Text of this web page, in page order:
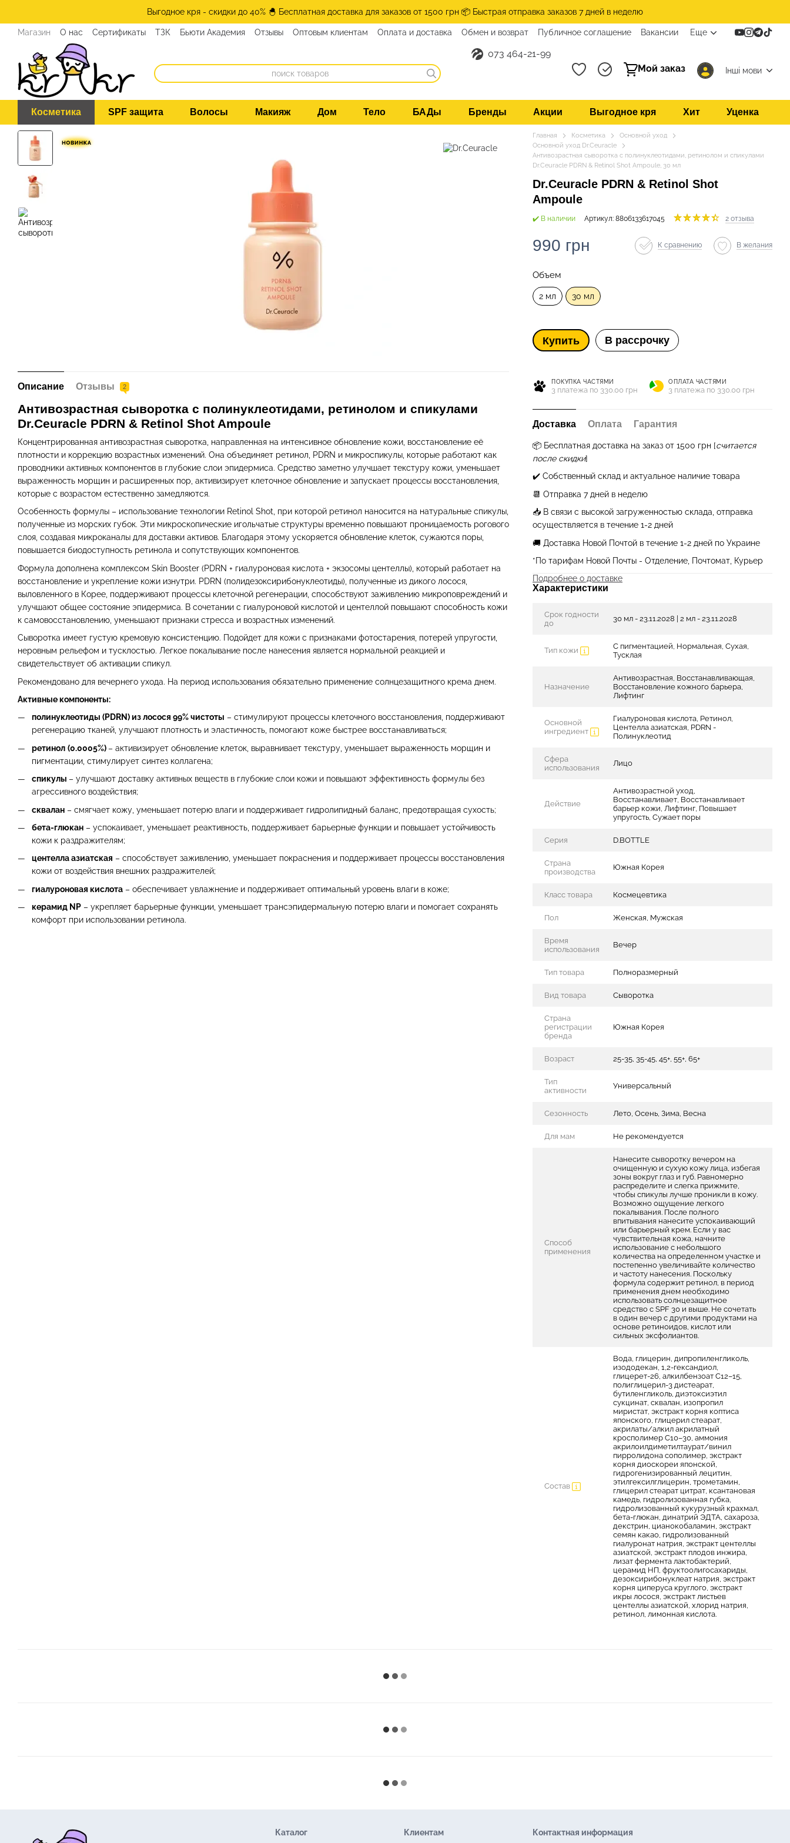
Выгодное кря - скидки до 40% 🐣 Бесплатная доставка для заказов от 1500 грн 📦 Быстрая отправка заказов 7 дней в неделю
Магазин О нас Сертификаты ТЗК Бьюти Академия Отзывы Оптовым клиентам Оплата и доставка Обмен и возврат Публичное соглашение Вакансии Еще
073 464-21-99
Мой заказ
Інші мови
Косметика SPF защита Волосы Макияж Дом Тело БАДы Бренды Акции Выгодное кря Хит Уценка
Описание Отзывы 2
Антивозрастная сыворотка с полинуклеотидами, ретинолом и спикулами
Dr.Ceuracle PDRN & Retinol Shot Ampoule
Концентрированная антивозрастная сыворотка, направленная на интенсивное обновление кожи, восстановление её
плотности и коррекцию возрастных изменений. Она объединяет ретинол, PDRN и микроспикулы, которые работают как
проводники активных компонентов в глубокие слои эпидермиса. Средство заметно улучшает текстуру кожи, уменьшает
выраженность морщин и расширенных пор, активизирует клеточное обновление и запускает процессы восстановления,
которые с возрастом естественно замедляются.
Особенность формулы – использование технологии Retinol Shot, при которой ретинол наносится на натуральные спикулы,
полученные из морских губок. Эти микроскопические игольчатые структуры временно повышают проницаемость рогового
слоя, создавая микроканалы для доставки активов. Благодаря этому ускоряется обновление клеток, сужаются поры,
повышается биодоступность ретинола и сопутствующих компонентов.
Формула дополнена комплексом Skin Booster (PDRN + гиалуроновая кислота + экзосомы центеллы), который работает на
восстановление и укрепление кожи изнутри. PDRN (полидезоксирибонуклеотиды), полученные из дикого лосося,
выловленного в Корее, поддерживают процессы клеточной регенерации, способствуют заживлению микроповреждений и
улучшают общее состояние эпидермиса. В сочетании с гиалуроновой кислотой и центеллой повышают способность кожи
к самовосстановлению, уменьшают признаки стресса и возрастных изменений.
Сыворотка имеет густую кремовую консистенцию. Подойдет для кожи с признаками фотостарения, потерей упругости,
неровным рельефом и тусклостью. Легкое покалывание после нанесения является нормальной реакцией и
свидетельствует об активации спикул.
Рекомендовано для вечернего ухода. На период использования обязательно применение солнцезащитного крема днем.
Активные компоненты:
полинуклеотиды (PDRN) из лосося 99% чистоты – стимулируют процессы клеточного восстановления, поддерживают
регенерацию тканей, улучшают плотность и эластичность, помогают коже быстрее восстанавливаться;
ретинол (0.0005%) – активизирует обновление клеток, выравнивает текстуру, уменьшает выраженность морщин и
пигментации, стимулирует синтез коллагена;
спикулы – улучшают доставку активных веществ в глубокие слои кожи и повышают эффективность формулы без
агрессивного воздействия;
сквалан – смягчает кожу, уменьшает потерю влаги и поддерживает гидролипидный баланс, предотвращая сухость;
бета-глюкан – успокаивает, уменьшает реактивность, поддерживает барьерные функции и повышает устойчивость
кожи к раздражителям;
центелла азиатская – способствует заживлению, уменьшает покраснения и поддерживает процессы восстановления
кожи от воздействия внешних раздражителей;
гиалуроновая кислота – обеспечивает увлажнение и поддерживает оптимальный уровень влаги в коже;
керамид NP – укрепляет барьерные функции, уменьшает трансэпидермальную потерю влаги и помогает сохранять
комфорт при использовании ретинола.
Главная Косметика
Основной уход
Основной уход Dr.Ceuracle
Антивозрастная сыворотка с полинуклеотидами, ретинолом и спикулами
Dr.Ceuracle PDRN & Retinol Shot Ampoule, 30 мл
Dr.Ceuracle PDRN & Retinol Shot
Ampoule
✔️ В наличии Артикул: 8806133617045 2 отзыва
990 грн К сравнению В желания
Объем
2 мл 30 мл
Купить В рассрочку
ПОКУПКА ЧАСТЯМИ
3 платежа по 330.00 грн
ОПЛАТА ЧАСТЯМИ
3 платежа по 330.00 грн
Доставка Оплата Гарантия
📦 Бесплатная доставка на заказ от 1500 грн [считается
после скидки]
✔️ Собственный склад и актуальное наличие товара
📆 Отправка 7 дней в неделю
📥 В связи с высокой загруженностью склада, отправка
осуществляется в течение 1-2 дней
🚚 Доставка Новой Почтой в течение 1-2 дней по Украине
*По тарифам Новой Почты - Отделение, Почтомат, Курьер
Подробнее о доставке
Характеристики
Срок годности
до
30 мл - 23.11.2028 | 2 мл - 23.11.2028
Тип кожи
С пигментацией, Нормальная, Сухая,
Тусклая
Назначение
Антивозрастная, Восстанавливающая,
Восстановление кожного барьера,
Лифтинг
Основной
ингредиент
Гиалуроновая кислота, Ретинол,
Центелла азиатская, PDRN -
Полинуклеотид
Сфера
использования
Лицо
Действие
Антивозрастной уход,
Восстанавливает, Восстанавливает
барьер кожи, Лифтинг, Повышает
упругость, Сужает поры
Серия D.BOTTLE
Страна
производства
Южная Корея
Класс товара Космецевтика
Пол Женская, Мужская
Время
использования
Вечер
Тип товара Полноразмерный
Вид товара Сыворотка
Страна
регистрации
бренда
Южная Корея
Возраст 25-35, 35-45, 45+, 55+, 65+
Тип
активности
Универсальный
Сезонность Лето, Осень, Зима, Весна
Для мам Не рекомендуется
Способ
применения
Нанесите сыворотку вечером на
очищенную и сухую кожу лица, избегая
зоны вокруг глаз и губ. Равномерно
распределите и слегка прижмите,
чтобы спикулы лучше проникли в кожу.
Возможно ощущение легкого
покалывания. После полного
впитывания нанесите успокаивающий
или барьерный крем. Если у вас
чувствительная кожа, начните
использование с небольшого
количества на определенном участке и
постепенно увеличивайте количество
и частоту нанесения. Поскольку
формула содержит ретинол, в период
применения днем необходимо
использовать солнцезащитное
средство с SPF 30 и выше. Не сочетать
в один вечер с другими продуктами на
основе ретиноидов, кислот или
сильных эксфолиантов.
Состав
Вода, глицерин, дипропиленгликоль,
изододекан, 1,2-гександиол,
глицерет-26, алкилбензоат C12–15,
полиглицерил-3 дистеарат,
бутиленгликоль, диэтоксиэтил
сукцинат, сквалан, изопропил
миристат, экстракт корня коптиса
японского, глицерил стеарат,
акрилаты/алкил акрилатный
кросполимер C10–30, аммония
акрилоилдиметилтаурат/винил
пирролидона сополимер, экстракт
корня диоскореи японской,
гидрогенизированный лецитин,
этилгексилглицерин, трометамин,
глицерил стеарат цитрат, ксантановая
камедь, гидролизованная губка,
гидролизованный кукурузный крахмал,
бета-глюкан, динатрий ЭДТА, сахароза,
декстрин, цианокобаламин, экстракт
семян какао, гидролизованный
гиалуронат натрия, экстракт центеллы
азиатской, экстракт плодов инжира,
лизат фермента лактобактерий,
церамид НП, фруктоолигосахариды,
дезоксирибонуклеат натрия, экстракт
корня циперуса круглого, экстракт
икры лосося, экстракт листьев
центеллы азиатской, хлорид натрия,
ретинол, лимонная кислота.
Каталог Клиентам Контактная информация